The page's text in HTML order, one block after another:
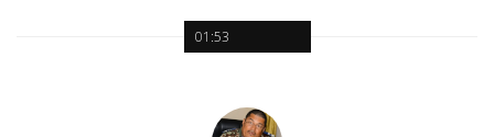
01:53